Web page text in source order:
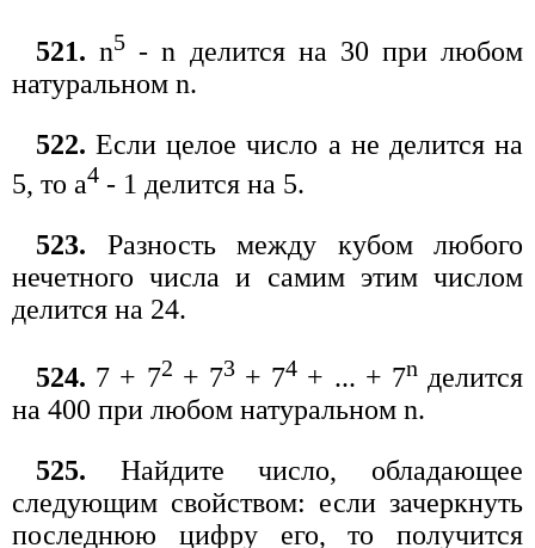
521. n5 - n делится на 30 при любом
натуральном n.
522. Если целое число а не делится на
5, то а4 - 1 делится на 5.
523. Разность между кубом любого
нечетного числа и самим этим числом
делится на 24.
524. 7 + 72 + 73+ 74 + ... + 7nделится
на 400 при любом натуральном n.
525. Найдите число, обладающее
следующим свойством: если зачеркнуть
последнюю цифру его, то получится